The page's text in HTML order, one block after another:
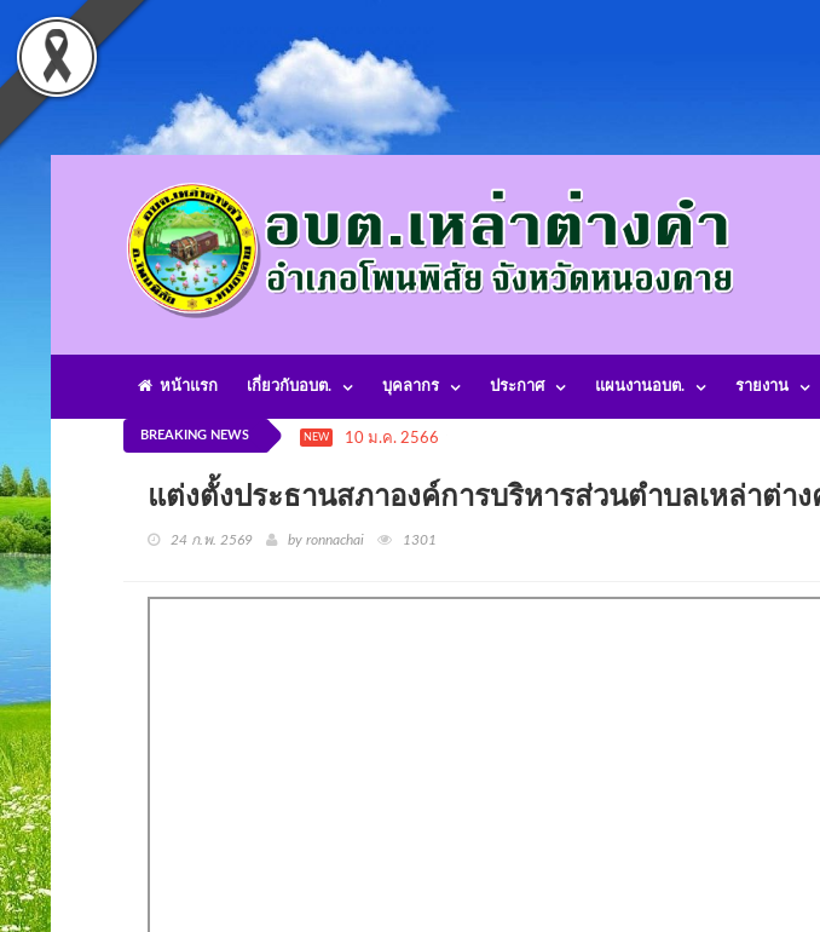
หน้าแรก เกี่ยวกับอบต. บุคลากร ประกาศ แผนงานอบต. รายงาน
BREAKING NEWS NEW 10 ม.ค. 2566 องค์การบริหารส่วนตำบลเหล่าต่างคำ อำเภอโพนพิสัย
แต่งตั้งประธานสภาองค์การบริหารส่วนตำบลเหล่าต่
24 ก.พ. 2569 by ronnachai 1301